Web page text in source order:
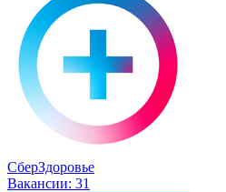
СберЗдоровье
Вакансии: 31